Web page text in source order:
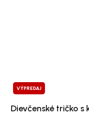
VÝPREDAJ
Dievčenské tričko